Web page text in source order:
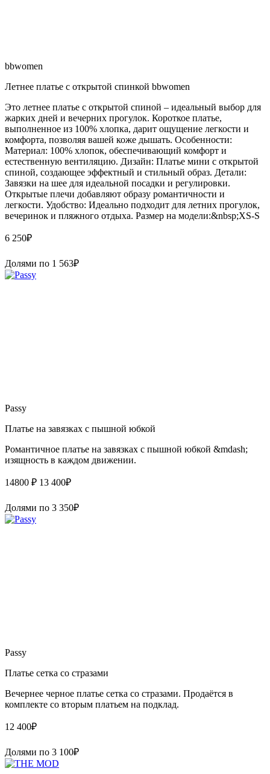
bbwomen
Летнее платье с открытой спинкой bbwomen
Это летнее платье с открытой спиной – идеальный выбор для
жарких дней и вечерних прогулок. Короткое платье,
выполненное из 100% хлопка, дарит ощущение легкости и
комфорта, позволяя вашей коже дышать. Особенности:
Материал: 100% хлопок, обеспечивающий комфорт и
естественную вентиляцию. Дизайн: Платье мини с открытой
спиной, создающее эффектный и стильный образ. Детали:
Завязки на шее для идеальной посадки и регулировки.
Открытые плечи добавляют образу романтичности и
легкости. Удобство: Идеально подходит для летних прогулок,
вечеринок и пляжного отдыха. Размер на модели:&nbsp;XS-S
6 250₽
Долями по 1 563₽
Passy
Платье на завязках с пышной юбкой
Романтичное платье на завязках с пышной юбкой &mdash;
изящность в каждом движении.
14800 ₽ 13 400₽
Долями по 3 350₽
Passy
Платье сетка со стразами
Вечернее черное платье сетка со стразами. Продаётся в
комплекте со вторым платьем на подклад.
12 400₽
Долями по 3 100₽